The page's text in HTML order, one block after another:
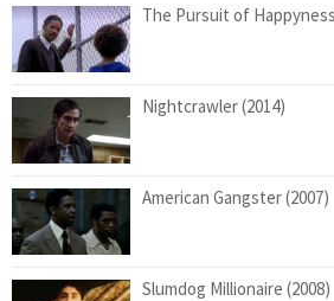
The Pursuit of
Nightcrawler (2014)
American Gangster (2007)
Slumdog Millionaire (2008)